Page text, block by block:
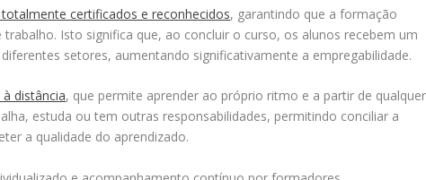
certificados e reconhecidos, garantindo que a formação
Isto significa que, ao concluir o curso, os alunos recebem um
setores, aumentando significativamente a empregabilidade.
distância, que permite aprender ao próprio ritmo e a partir de qualquer
estuda ou tem outras responsabilidades, permitindo conciliar a
a qualidade do aprendizado.